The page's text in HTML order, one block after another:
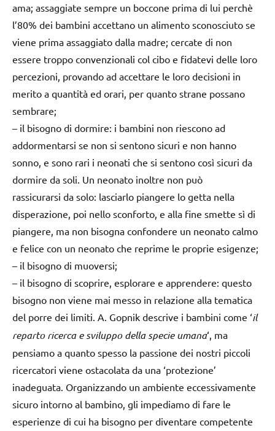
ama; assaggiate sempre un boccone prima di lui perchè
l’80% dei bambini accettano un alimento sconosciuto se
viene prima assaggiato dalla madre; cercate di non
essere troppo convenzionali col cibo e fidatevi delle loro
percezioni, provando ad accettare le loro decisioni in
merito a quantità ed orari, per quanto strane possano
sembrare;
– il bisogno di dormire: i bambini non riescono ad
addormentarsi se non si sentono sicuri e non hanno
sonno, e sono rari i neonati che si sentono così sicuri da
dormire da soli. Un neonato inoltre non può
rassicurarsi da solo: lasciarlo piangere lo getta nella
disperazione, poi nello sconforto, e alla fine smette sì di
piangere, ma non bisogna confondere un neonato calmo
e felice con un neonato che reprime le proprie esigenze;
– il bisogno di muoversi;
– il bisogno di scoprire, esplorare e apprendere: questo
bisogno non viene mai messo in relazione alla tematica
del porre dei limiti. A. Gopnik descrive i bambini come ‘il
reparto ricerca e sviluppo della specie umana‘, ma
pensiamo a quanto spesso la passione dei nostri piccoli
ricercatori viene ostacolata da una ‘protezione’
inadeguata. Organizzando un ambiente eccessivamente
sicuro intorno al bambino, gli impediamo di fare le
esperienze di cui ha bisogno per diventare competente